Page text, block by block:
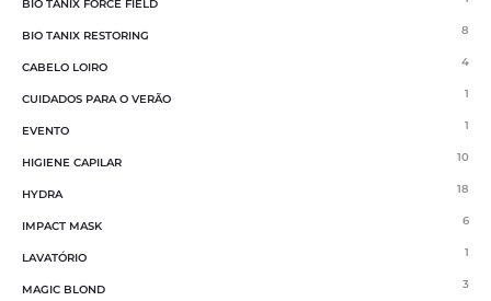
BIO TANIX FORCE FIELD
BIO TANIX RESTORING 8
CABELO LOIRO 4
CUIDADOS PARA O VERÃO 1
EVENTO 1
HIGIENE CAPILAR 10
HYDRA 18
IMPACT MASK 6
LAVATÓRIO 1
MAGIC BLOND 3